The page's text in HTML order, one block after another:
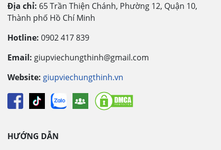
Địa chỉ: 65 Trần Thiện Chánh, Phường 12, Quận 10,
Thành phố Hồ Chí Minh
Hotline: 0902 417 839
Email: giupviechungthinh@gmail.com
Website: giupviechungthinh.vn
HƯỚNG DẪN